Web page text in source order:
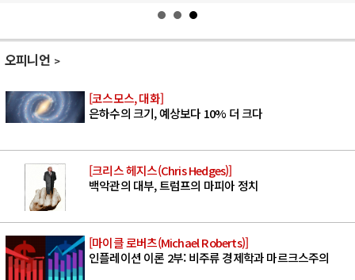
오피니언
[코스모스, 대화]
은하수의 크기, 예상보다 10% 더 크다
[크리스 헤지스(Chris Hedges)]
백악관의 대부, 트럼프의 마피아 정치
[마이클 로버츠(Michael Roberts)]
인플레이션 이론 2부: 비주류 경제학과 마르크스주의